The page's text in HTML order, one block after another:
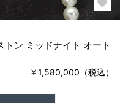
トン ミッドナイト オート
￥1,580,000（税込）